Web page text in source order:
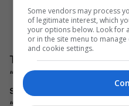
Tutje, ai ka theksuar se
“gjigand që mbante një
sipas tij, është lënë në
Some vendors may process
of legitimate interest, which
your options below. Look for
or in the site menu to
and cookie settings.